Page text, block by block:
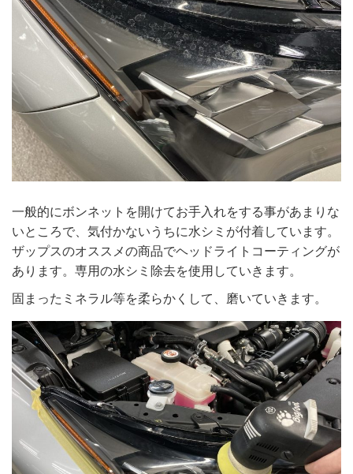
一般的にボンネットを開けてお手入れをする事があまりな
いところで、気付かないうちに水シミが付着しています。
ザップスのオススメの商品でヘッドライトコーティングが
あります。専用の水シミ除去を使用していきます。
固まったミネラル等を柔らかくして、磨いていきます。